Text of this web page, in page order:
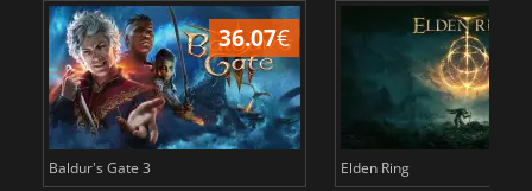
36.07€
Baldur's Gate 3 Elden Ring